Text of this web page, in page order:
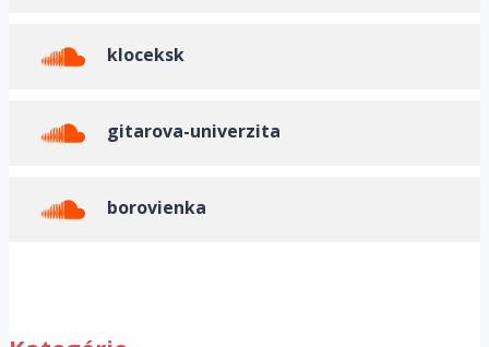
kloceksk
gitarova-univerzita
borovienka